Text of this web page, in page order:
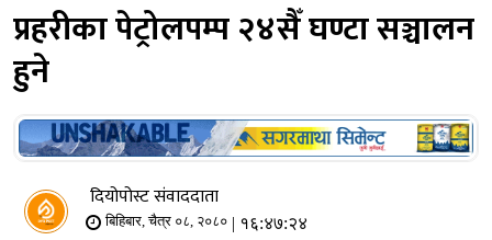
प्रहरीका पेट्रोलपम्प २४सैँ घण्टा सञ्चालन
हुने
दियोपोस्ट संवाददाता
बिहिबार, चैत्र ०८, २०८० | १६:४७:२४